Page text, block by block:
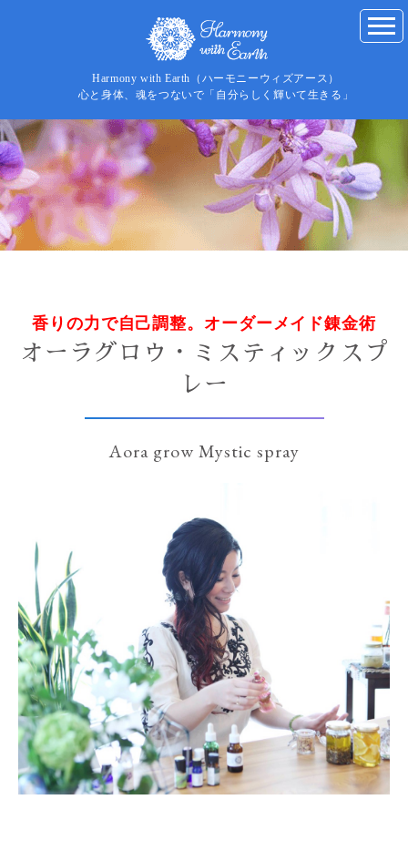
Harmony with Earth（ハーモニーウィズアース）
心と身体、魂をつないで「自分らしく輝いて生きる」
香りの力で自己調整。オーダーメイド錬金術
オーラグロウ・ミスティックスプ
レー
Aora grow Mystic spray